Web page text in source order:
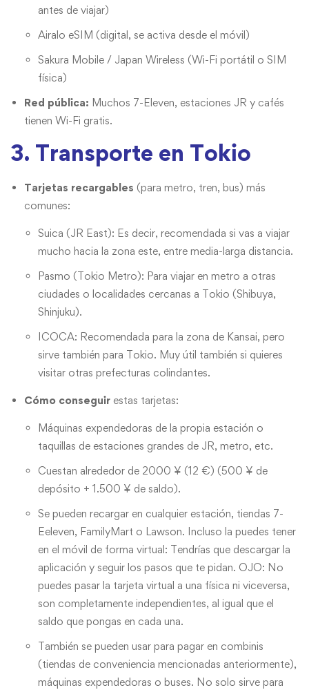
antes de viajar)
Airalo eSIM (digital, se activa desde el móvil)
Sakura Mobile / Japan Wireless (Wi-Fi portátil o SIM
física)
Red pública: Muchos 7-Eleven, estaciones JR y cafés
tienen Wi-Fi gratis.
3. Transporte en Tokio
Tarjetas recargables (para metro, tren, bus) más
comunes:
Suica (JR East): Es decir, recomendada si vas a viajar
mucho hacia la zona este, entre media-larga distancia.
Pasmo (Tokio Metro): Para viajar en metro a otras
ciudades o localidades cercanas a Tokio (Shibuya,
Shinjuku).
ICOCA: Recomendada para la zona de Kansai, pero
sirve también para Tokio. Muy útil también si quieres
visitar otras prefecturas colindantes.
Cómo conseguir estas tarjetas:
Máquinas expendedoras de la propia estación o
taquillas de estaciones grandes de JR, metro, etc.
Cuestan alrededor de 2000 ¥ (12 €) (500 ¥ de
depósito + 1.500 ¥ de saldo).
Se pueden recargar en cualquier estación, tiendas 7-
Eeleven, FamilyMart o Lawson. Incluso la puedes tener
en el móvil de forma virtual: Tendrías que descargar la
aplicación y seguir los pasos que te pidan. OJO: No
puedes pasar la tarjeta virtual a una física ni viceversa,
son completamente independientes, al igual que el
saldo que pongas en cada una.
También se pueden usar para pagar en combinis
(tiendas de conveniencia mencionadas anteriormente),
máquinas expendedoras o buses. No solo sirve para